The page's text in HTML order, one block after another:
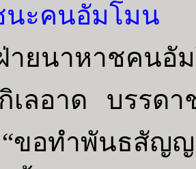
นะคนอัมโมน
ยนาหาชคนอั
เลอาด บรรดา
อทำพันธสัญญ